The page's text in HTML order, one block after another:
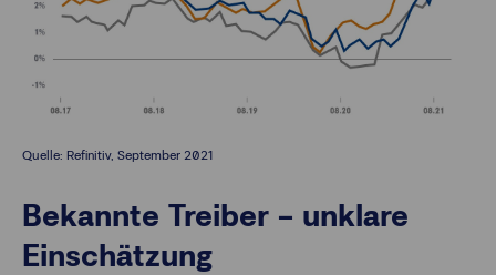
Quelle: Refinitiv, September 2021
Bekannte Treiber – unklare
Einschätzung